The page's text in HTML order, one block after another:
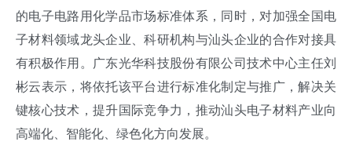
的电子电路用化学品市场标准体系，同时，对加强全国电
子材料领域龙头企业、科研机构与汕头企业的合作对接具
有积极作用。广东光华科技股份有限公司技术中心主任刘
彬云表示，将依托该平台进行标准化制定与推广，解决关
键核心技术，提升国际竞争力，推动汕头电子材料产业向
高端化、智能化、绿色化方向发展。